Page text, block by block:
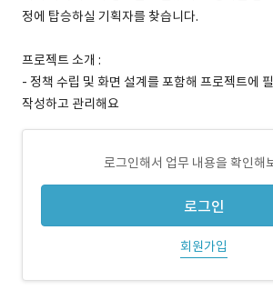
정에 탑승하실 기획자를 찾습니다.
프로젝트 소개 :
- 정책 수립 및 화면 설계를 포함해 프로젝트에
작성하고 관리해요
로그인해서 업무 내용을 확인해
로그인
회원가입